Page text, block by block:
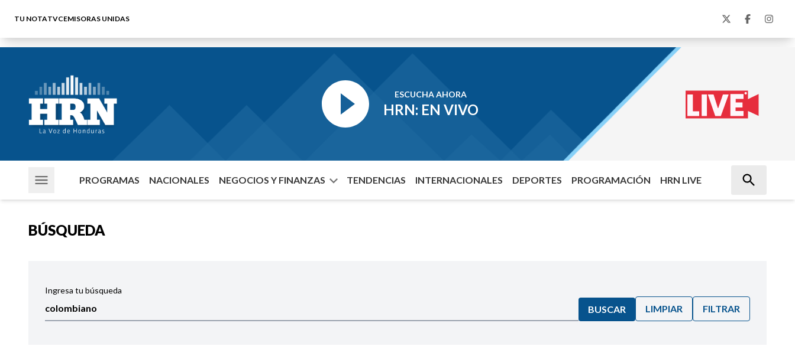
TU NOTATVCEMISORAS UNIDAS
ESCUCHA AHORA
HRN: EN VIVO
PROGRAMAS NACIONALES NEGOCIOS Y FINANZAS TENDENCIAS INTERNACIONALES DEPORTES PROGRAMACIÓN HRN LIVE
BÚSQUEDA
Ingresa tu búsqueda
BUSCAR LIMPIAR FILTRAR